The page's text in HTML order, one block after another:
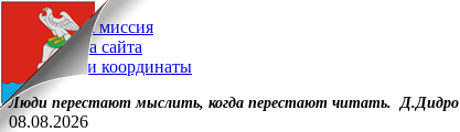
Наша миссия
Карта сайта
Наши координаты
Люди перестают мыслить, когда перестают читать. Д.Дидро
08.08.2026